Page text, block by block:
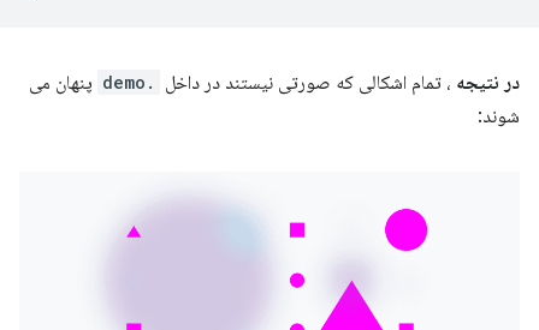
در نتیجه ، تمام اشکالی که صورتی نیستند در داخل .demo
پنهان می
شوند: